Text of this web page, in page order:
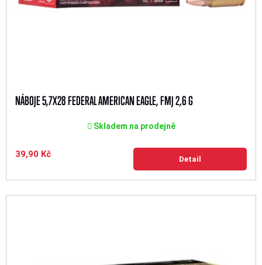
NÁBOJE 5,7X28 FEDERAL AMERICAN EAGLE, FMJ 2,6 G
Skladem na prodejně
39,90 Kč Detail